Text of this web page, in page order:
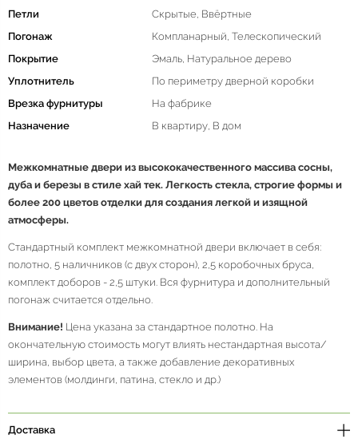
Петли
Скрытые, Ввёртные
Погонаж
Компланарный, Телескопический
Покрытие
Эмаль, Натуральное дерево
Уплотнитель
По периметру дверной коробки
Врезка фурнитуры
На фабрике
Назначение
В квартиру, В дом
Межкомнатные двери из высококачественного массива сосны,
дуба и березы в стиле хай тек. Легкость стекла, строгие формы и
более 200 цветов отделки для создания легкой и изящной
атмосферы.
Стандартный комплект межкомнатной двери включает в себя:
полотно, 5 наличников (с двух сторон), 2,5 коробочных бруса,
комплект доборов - 2,5 штуки. Вся фурнитура и дополнительный
погонаж считается отдельно.
Внимание! Цена указана за стандартное полотно. На
окончательную стоимость могут влиять нестандартная высота/
ширина, выбор цвета, а также добавление декоративных
элементов (молдинги, патина, стекло и др.)
Доставка